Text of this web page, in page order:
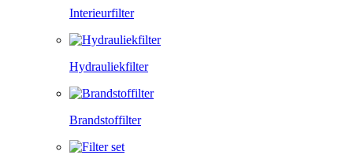
Interieurfilter
Hydrauliekfilter
Brandstoffilter